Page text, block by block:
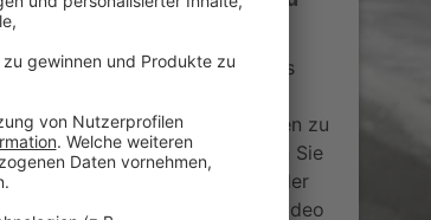
verwenden einen Service eines
Dieser Service kann Daten zu
Aktivitäten sammeln. Bitte lesen Sie
durch und stimmen Sie der
des Service zu, um dieses Video